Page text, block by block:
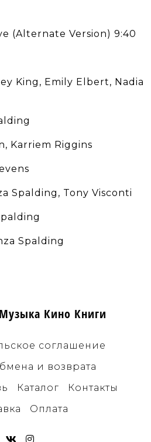
(Alternate Version) 9:40
King, Emily Elbert, Nadia
Karriem Riggins
Spalding, Tony Visconti
Spalding
Кино Книги
соглашение
и возврата
Каталог
Контакты
Оплата